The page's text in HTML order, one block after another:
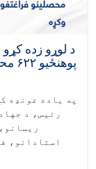
په یاده غونډه
رئيس، د
استادانو،